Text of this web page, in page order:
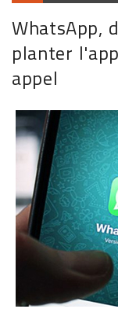
WhatsApp,
planter
appel